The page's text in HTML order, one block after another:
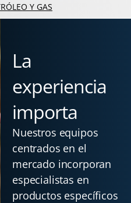
Y GAS
La
experiencia
importa
Nuestros equipos
centrados en el
mercado incorporan
especialistas en
productos específicos